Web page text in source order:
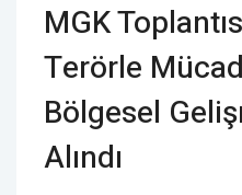
MGK
Terörle
Bölgesel
Alındı